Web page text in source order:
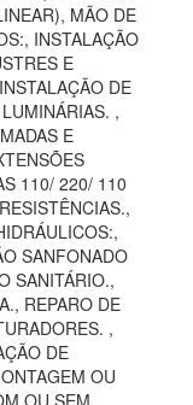
MÃO DE
INSTALAÇÃO
E
DE
,
E
110/ 220/ 110
SANFONADO
SANITÁRIO.,
REPARO DE
,
DE
OU
OU SEM